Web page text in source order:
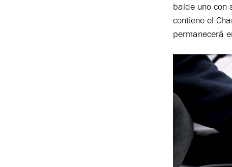
balde uno con
contiene el
permanecerá